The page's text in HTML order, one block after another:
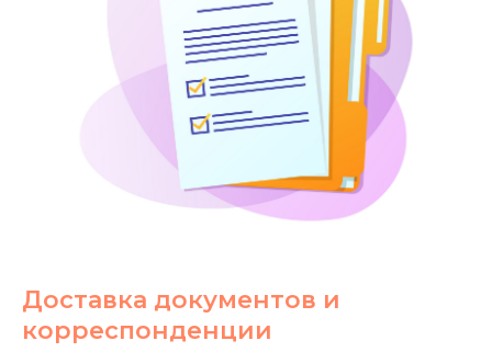
Доставка документов и
корреспонденции